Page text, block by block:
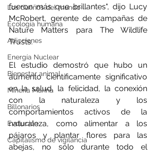
Los dueños del mundo
Ecología humana
Adicciones
Energía Nuclear
Bienestar animal
Minería Marina
Billonarios
Evolución
Capitalismo de vigilancia
fueron más que brillantes", dijo Lucy
McRobert, gerente de campañas de
Nature Matters para The Wildlife
Trusts.
El estudio demostró que hubo un
aumento científicamente significativo
en la salud, la felicidad, la conexión
con la naturaleza y los
comportamientos activos de la
naturaleza, como alimentar a los
pájaros y plantar flores para las
abejas, no sólo durante todo el